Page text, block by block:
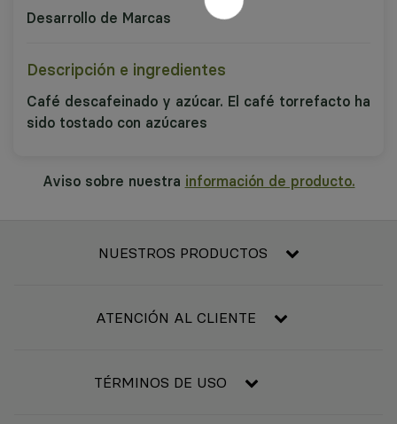
Desarrollo de Marcas
Descripción e ingredientes
Café descafeinado y azúcar. El café torrefacto ha
sido tostado con azúcares
Aviso sobre nuestra información de producto.
NUESTROS PRODUCTOS
Bebé
ATENCIÓN AL CLIENTE
TÉRMINOS DE USO